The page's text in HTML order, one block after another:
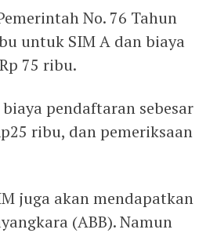
No. 76 Tahun
untuk SIM A dan biaya
75 ribu.
pendaftaran sebesar
ribu, dan pemeriksaan
juga akan mendapatkan
(ABB). Namun